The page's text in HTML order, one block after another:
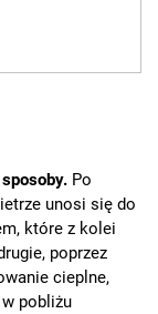
Po
unosi się do
które z kolei
poprzez
cieplne,
pobliżu